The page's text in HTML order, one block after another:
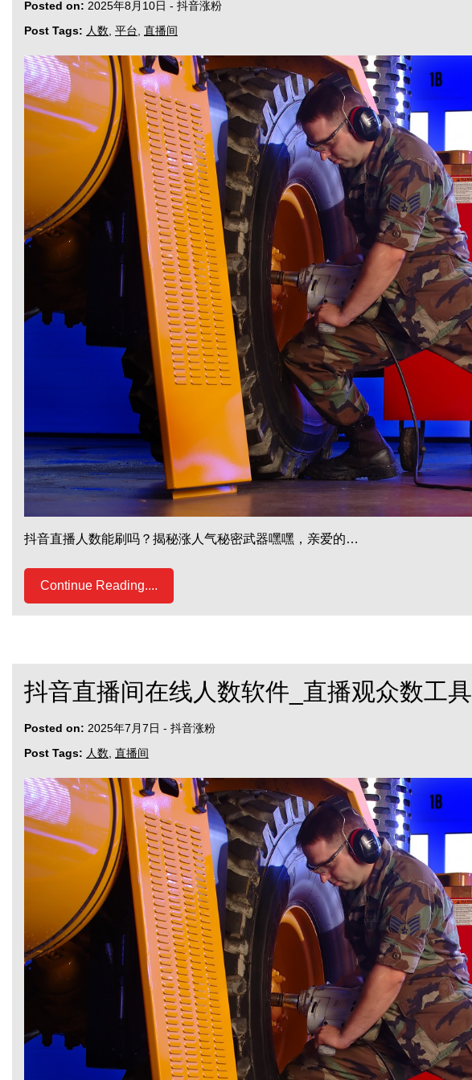
Posted on: 2025年8月10日 - 抖音涨粉
Post Tags: 人数 平台 直播间
抖音直播人数能刷吗？揭秘涨人气秘密武器嘿嘿，亲爱的…
Continue Reading....
抖音直播间在线人数软件_直播观众数工具
Posted on: 2025年7月7日 - 抖音涨粉
Post Tags: 人数 直播间